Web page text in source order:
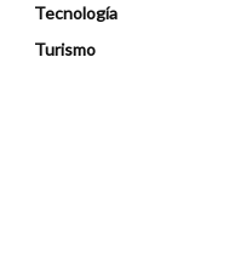
Tecnología
Turismo